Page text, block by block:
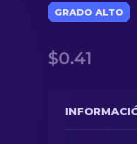
GRADO ALTO
$0.41